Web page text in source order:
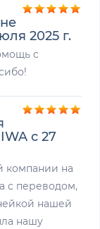
2025 г.
с
с 27
компании на
с переводом,
нашей
нашу